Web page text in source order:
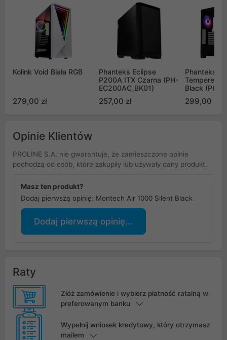
Kolink Void Biała RGB
279,00 zł
Phanteks Eclipse
P200A ITX Czarna (PH-
EC200AC_BK01)
257,00 zł
Phanteks
Tempered
Black (PH-
299,00 zł
Opinie Klientów
PROLINE S.A. nie gwarantuje, że zamieszczone opinie
pochodzą od osób, które zakupiły lub używały dany produkt.
Masz ten produkt?
Dodaj pierwszą opinię: Montech Air 1000 Silent Black
Dodaj pierwszą opinię...
Raty
Złóż zamówienie i wybierz płatność ratalną w
preferowanym banku
Wypełnij wniosek kredytowy, który otrzymasz
mailem